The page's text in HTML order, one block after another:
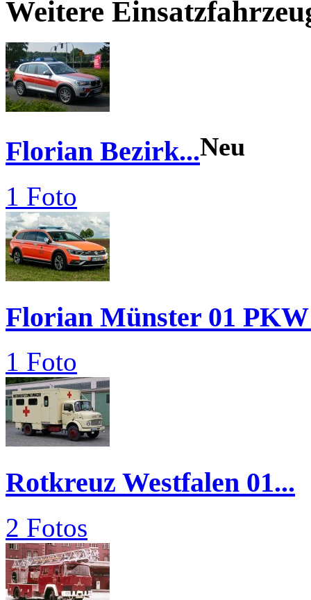
Weitere
Florian Bezirk...Neu
1 Foto
Florian Münster 01
1 Foto
Rotkreuz Westfalen 01...
2 Fotos